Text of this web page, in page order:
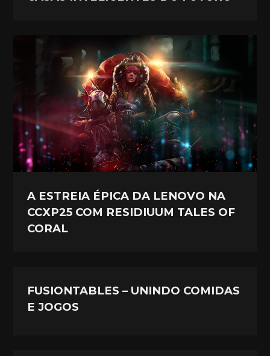
A ESTREIA ÉPICA DA LENOVO NA
CCXP25 COM RESIDIUUM TALES OF
CORAL
FUSIONTABLES – UNINDO COMIDAS
E JOGOS